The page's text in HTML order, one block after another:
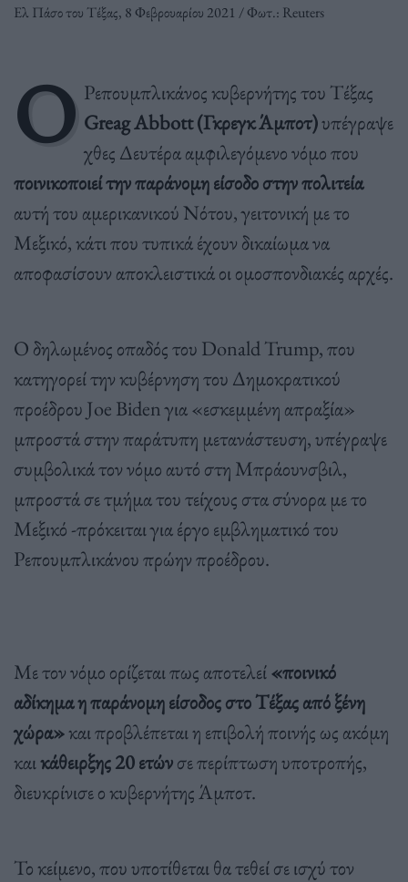
Ελ Πάσο του Τέξας, 8 Φεβρουαρίου 2021 / Φωτ.: Reuters
Ο Ρεπουμπλικάνος κυβερνήτης του Τέξας
Greag Abbott (Γκρεγκ Άμποτ)υπέγραψε
χθες Δευτέρα αμφιλεγόμενο νόμο που
ποινικοποιεί την παράνομη είσοδο στην πολιτεία
αυτή του αμερικανικού Νότου, γειτονική με το
Μεξικό, κάτι που τυπικά έχουν δικαίωμα να
αποφασίσουν αποκλειστικά οι ομοσπονδιακές αρχές.
Ο δηλωμένος οπαδός του Donald Trump, που
κατηγορεί την κυβέρνηση του Δημοκρατικού
προέδρου Joe Biden για «εσκεμμένη απραξία»
μπροστά στην παράτυπη μετανάστευση, υπέγραψε
συμβολικά τον νόμο αυτό στη Μπράουνσβιλ,
μπροστά σε τμήμα του τείχους στα σύνορα με το
Μεξικό -πρόκειται για έργο εμβληματικό του
Ρεπουμπλικάνου πρώην προέδρου.
Με τον νόμο ορίζεται πως αποτελεί«ποινικό
αδίκημα η παράνομη είσοδος στο Τέξας από ξένη
χώρα»και προβλέπεται η επιβολή ποινής ως ακόμη
καικάθειρξης 20 ετώνσε περίπτωση υποτροπής,
διευκρίνισε ο κυβερνήτης Άμποτ.
Το κείμενο, που υποτίθεται θα τεθεί σε ισχύ τον